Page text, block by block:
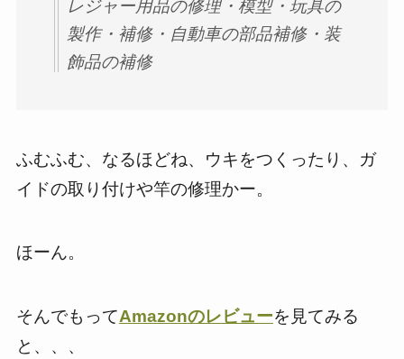
レジャー用品の修理・模型・玩具の
製作・補修・自動車の部品補修・装
飾品の補修
ふむふむ、なるほどね、ウキをつくったり、ガ
イドの取り付けや竿の修理かー。
ほーん。
そんでもってAmazonのレビューを見てみる
と、、、